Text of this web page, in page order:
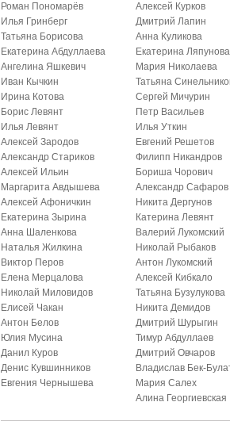
Роман Пономарёв
Илья Гринберг
Татьяна Борисова
Екатерина Абдуллаева
Ангелина Яшкевич
Иван Кычкин
Ирина Котова
Борис Левянт
Илья Левянт
Алексей Зародов
Александр Стариков
Алексей Ильин
Маргарита Авдышева
Алексей Афоничкин
Екатерина Зырина
Анна Шаленкова
Наталья Жилкина
Виктор Перов
Елена Мерцалова
Николай Миловидов
Елисей Чакан
Антон Белов
Юлия Мусина
Данил Куров
Денис Кувшинников
Евгения Чернышева
Алексей Курков
Дмитрий Лапин
Анна Куликова
Екатерина Ляпунова
Мария Николаева
Татьяна
Сергей Мичурин
Петр Васильев
Илья Уткин
Евгений Решетов
Филипп Никандров
Бориша Чорович
Александр Сафаров
Никита Дергунов
Катерина Левянт
Валерий Лукомский
Николай Рыбаков
Антон Лукомский
Алексей Кибкало
Татьяна Бузулукова
Никита Демидов
Дмитрий Шурыгин
Тимур Абдуллаев
Дмитрий Овчаров
Владислав Бек-
Мария Салех
Алина Георгиевская